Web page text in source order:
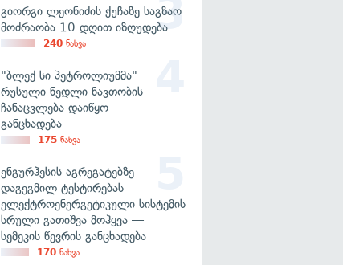
გიორგი ლეონიძის ქუჩაზე საგზაო
მოძრაობა 10 დღით იზღუდება
240 ნახვა
"ბლექ სი პეტროლიუმმა"
რუსული ნედლი ნავთობის
ჩანაცვლება დაიწყო —
განცხადება
175 ნახვა
ენგურჰესის აგრეგატებზე
დაგეგმილ ტესტირებას
ელექტროენერგეტიკული სისტემის
სრული გათიშვა მოჰყვა —
სემეკის წევრის განცხადება
170 ნახვა